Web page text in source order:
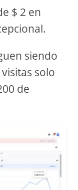
$ 2 en
siendo
solo
de